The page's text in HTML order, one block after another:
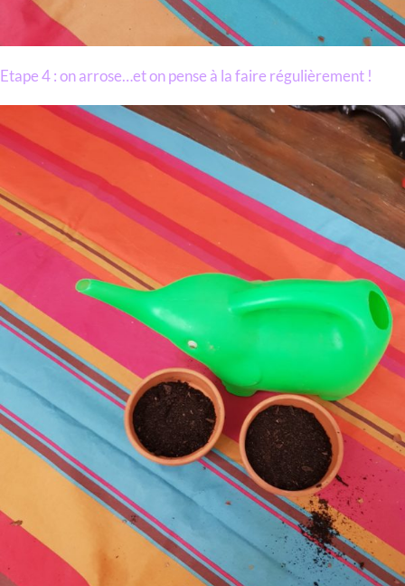
Etape 4 : on arrose…et on pense à la faire régulièrement !